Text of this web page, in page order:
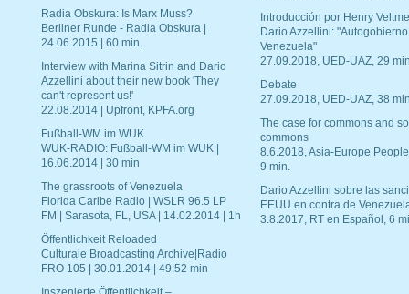
Radia Obskura: Is Marx Muss?
Berliner Runde - Radia Obskura |
24.06.2015 | 60 min.
Interview with Marina Sitrin and Dario
Azzellini about their new book 'They
can't represent us!'
22.08.2014 | Upfront, KPFA.org
Fußball-WM im WUK
WUK-RADIO: Fußball-WM im WUK |
16.06.2014 | 30 min
The grassroots of Venezuela
Florida Caribe Radio | WSLR 96.5 LP
FM | Sarasota, FL, USA | 14.02.2014 | 1h
Öffentlichkeit Reloaded
Culturale Broadcasting Archive|Radio
FRO 105 | 30.01.2014 | 49:52 min
Introducción por Henry
Dario Azzellini:
Venezuela"
27.09.2018, UED-UAZ, 29
Debate
27.09.2018, UED-UAZ, 38
The case for commons and
commons
8.6.2018, Asia-Europe
9 min.
Dario Azzellini sobre las
EEUU en contra de
3.8.2017, RT en Español, 6